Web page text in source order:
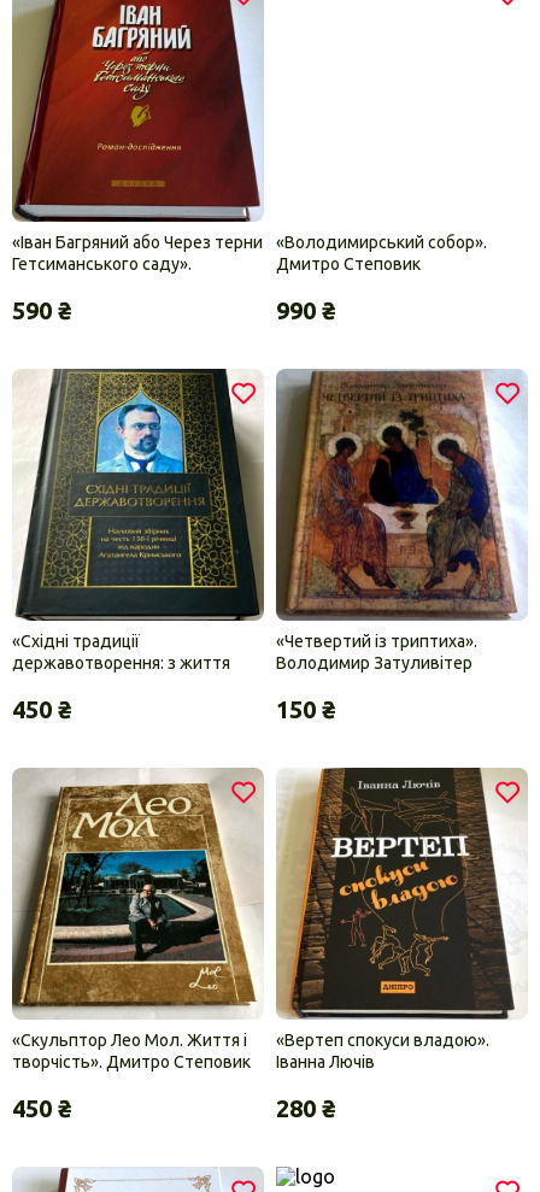
«Іван Багряний або Через терни
Гетсиманського саду».
590 ₴
«Володимирський собор».
Дмитро Степовик
990 ₴
«Східні традиції
державотворення: з життя
Володимир Омельчук
450 ₴
«Четвертий із триптиха».
Володимир Затуливітер
150 ₴
«Скульптор Лео Мол. Життя і
творчість». Дмитро Степовик
450 ₴
«Вертеп спокуси владою».
Іванна Лючів
280 ₴